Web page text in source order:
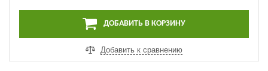
ДОБАВИТЬ В КОРЗИНУ
Добавить к сравнению